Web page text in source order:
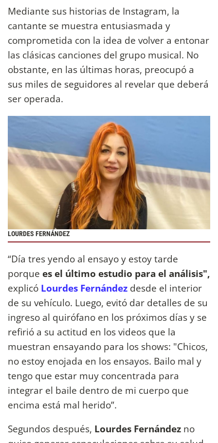
Mediante sus historias de Instagram, la
cantante se muestra entusiasmada y
comprometida con la idea de volver a entonar
las clásicas canciones del grupo musical. No
obstante, en las últimas horas, preocupó a
sus miles de seguidores al revelar que deberá
ser operada.
LOURDES FERNÁNDEZ
“Día tres yendo al ensayo y estoy tarde
porque es el último estudio para el análisis",
explicó Lourdes Fernández desde el interior
de su vehículo. Luego, evitó dar detalles de su
ingreso al quirófano en los próximos días y se
refirió a su actitud en los videos que la
muestran ensayando para los shows: "Chicos,
no estoy enojada en los ensayos. Bailo mal y
tengo que estar muy concentrada para
integrar el baile dentro de mi cuerpo que
encima está mal herido”.
Segundos después, Lourdes Fernández no